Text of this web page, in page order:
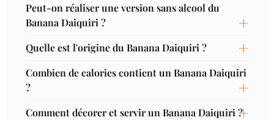
Peut-on réaliser une version sans alcool du
Banana Daiquiri ?
Quelle est l'origine du Banana Daiquiri ?
Combien de calories contient un Banana Daiquiri
?
Comment décorer et servir un Banana Daiquiri ?